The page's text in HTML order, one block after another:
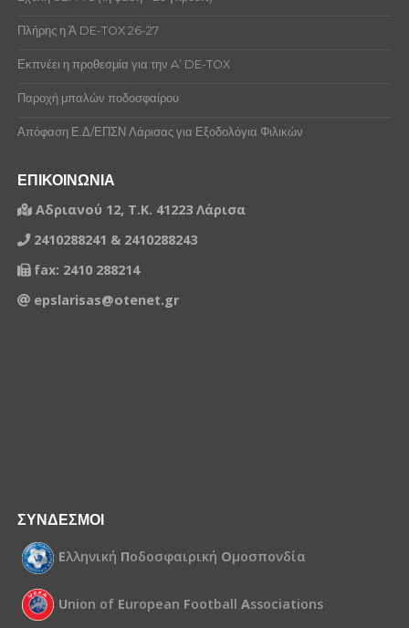
Πλήρης η Ά DE-TOX 26-27
Εκπνέει η προθεσμία για την A’ DE-TOX
Παροχή μπαλών ποδοσφαίρου
Απόφαση Ε.Δ/ΕΠΣΝ Λάρισας για Εξοδολόγια Φιλικών
ΕΠΙΚΟΙΝΩΝΙΑ
Αδριανού 12, Τ.Κ. 41223 Λάρισα
2410288241 & 2410288243
fax: 2410 288214
epslarisas@otenet.gr
ΣΥΝΔΕΣΜΟΙ
Ελληνική Ποδοσφαιρική Ομοσπονδία
Union of European Football Associations